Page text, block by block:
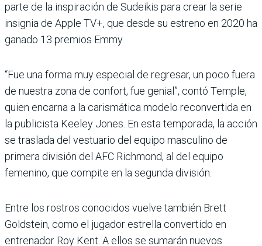
parte de la inspiración de Sudeikis para crear la serie
insignia de Apple TV+, que desde su estreno en 2020 ha
ganado 13 premios Emmy.
“Fue una forma muy especial de regresar, un poco fuera
de nuestra zona de confort, fue genial”, contó Temple,
quien encarna a la carismática modelo reconvertida en
la publicista Keeley Jones. En esta temporada, la acción
se traslada del vestuario del equipo masculino de
primera división del AFC Richmond, al del equipo
femenino, que compite en la segunda división.
Entre los rostros conocidos vuelve también Brett
Goldstein, como el jugador estrella convertido en
entrenador Roy Kent. A ellos se sumarán nuevos